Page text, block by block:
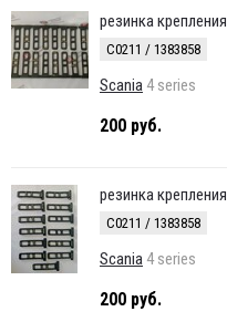
резинка
C0211 / 1383858
Scania 4 series
200 руб.
резинка
C0211 / 1383858
Scania 4 series
200 руб.